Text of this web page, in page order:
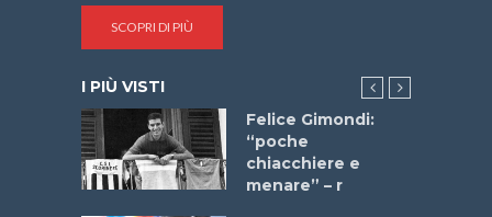
SCOPRI DI PIÙ
I PIÙ VISTI
Felice Gimondi:
“poche
chiacchiere e
menare” – r